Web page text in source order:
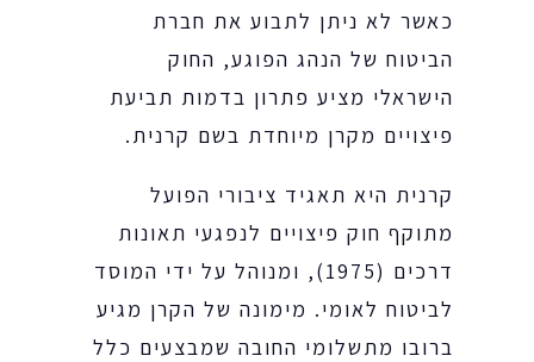
כאשר לא ניתן לתבוע את חברת
הביטוח של הנהג הפוגע, החוק
הישראלי מציע פתרון בדמות תביעת
פיצויים מקרן מיוחדת בשם קרנית.
קרנית היא תאגיד ציבורי הפועל
מתוקף חוק פיצויים לנפגעי תאונות
דרכים (1975), ומנוהל על ידי המוסד
לביטוח לאומי. מימונה של הקרן מגיע
ברובו מתשלומי החובה שמבצעים כלל